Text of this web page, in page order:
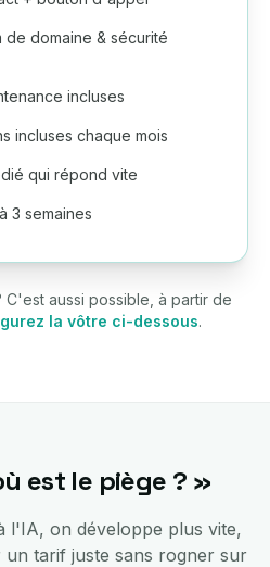
de domaine & sécurité
incluses
incluses chaque mois
qui répond vite
3 semaines
C'est aussi possible, à partir de
la vôtre ci-dessous.
est le piège ? »
l'IA, on développe plus vite,
tarif juste sans rogner sur